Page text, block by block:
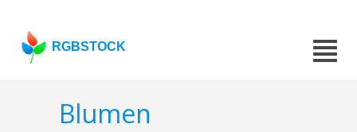
RGBSTOCK
Blumen